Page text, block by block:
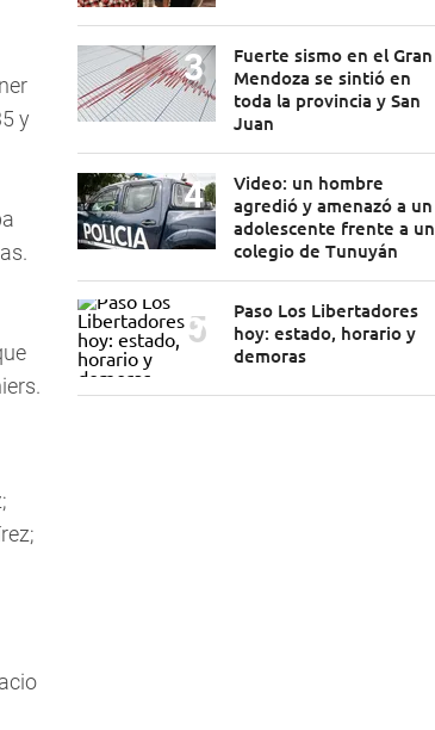
y
Fuerte sismo en el Gran
Mendoza se sintió en
toda la provincia y San
Juan
Video: un hombre
agredió y amenazó a un
adolescente frente a un
colegio de Tunuyán
Paso Los Libertadores
hoy: estado, horario y
demoras